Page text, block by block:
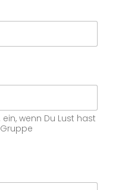
wenn Du Lust hast